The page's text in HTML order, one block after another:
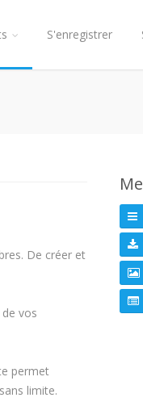
S'enregistrer
De créer et
vos
permet
limite.